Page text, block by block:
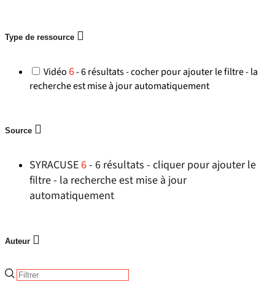
Type de ressource
Vidéo6- 6 résultats - cocher pour ajouter le filtre - la
recherche est mise à jour automatiquement
Source
SYRACUSE6- 6 résultats - cliquer pour ajouter le
filtre - la recherche est mise à jour
automatiquement
Auteur